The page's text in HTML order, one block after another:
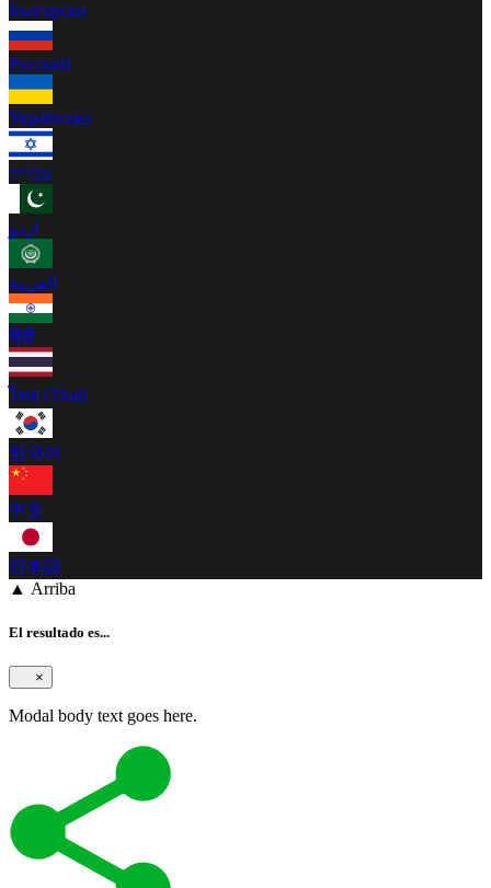
Български
Русский
Українська
עברית
اردو
العربية
हिंदी
ไทย (Thai)
한국어
中文
日本語
▲ Arriba
El resultado es...
×
Modal body text goes here.